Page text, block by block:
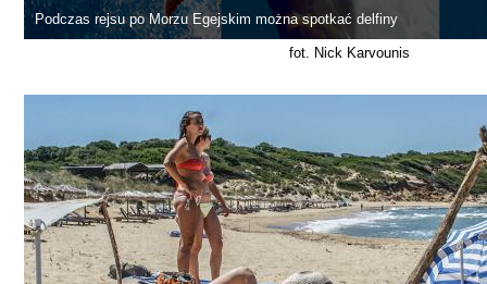
Podczas rejsu po Morzu Egejskim można spotkać delfiny
fot. Nick Karvounis